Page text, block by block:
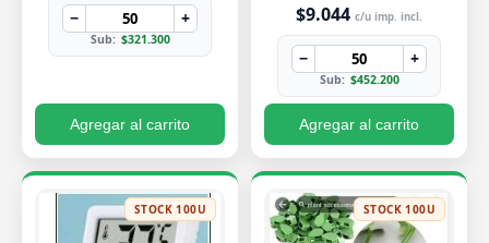
− +
Sub: $321.300
Agregar al carrito
$9.044 c/u imp. incl.
− +
Sub: $452.200
Agregar al carrito
STOCK 100U STOCK 100U